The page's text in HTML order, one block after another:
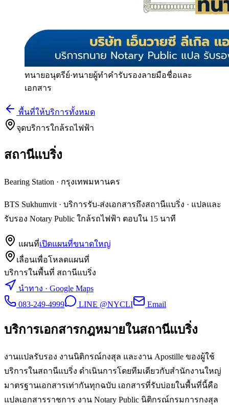
ทนายอนุตรีย์·ทนายผู้ทำคำรับรองลายมือชื่อและ
เอกสาร
พื้นที่ให้บริการทั้งหมด
จุดบริการใกล้รถไฟฟ้า
สถานีแบริ่ง
Bearing Station · กรุงเทพมหานคร
BTS Sukhumvit · บริการรับ-ส่งเอกสารถึงสถานีแบริ่ง · แปลและ
รับรอง Notary Public ใกล้รถไฟฟ้า ตอบใน 15 นาที
แผนที่เปิดแผนที่ขนาดใหญ่
เลื่อนเพื่อโหลดแผนที่
บริการในพื้นที่ สถานีแบริ่ง
นำทาง · Google Maps
083-249-4999
LINE @NYCLI Email
บริการเอกสารกฎหมายในสถานีแบริ่ง
งานแปลรับรอง งานนิติกรณ์กงสุล และงาน Apostille ของผู้ใช้
บริการในสถานีแบริ่ง ดำเนินการโดยทีมเดียวกับสำนักงานใหญ่
มาตรฐานเอกสารเท่ากันทุกฉบับ เอกสารที่รับบ่อยในพื้นที่นี้คือ
แปลเอกสารราชการ งาน Notary Public นิติกรณ์กรมการกงสุล